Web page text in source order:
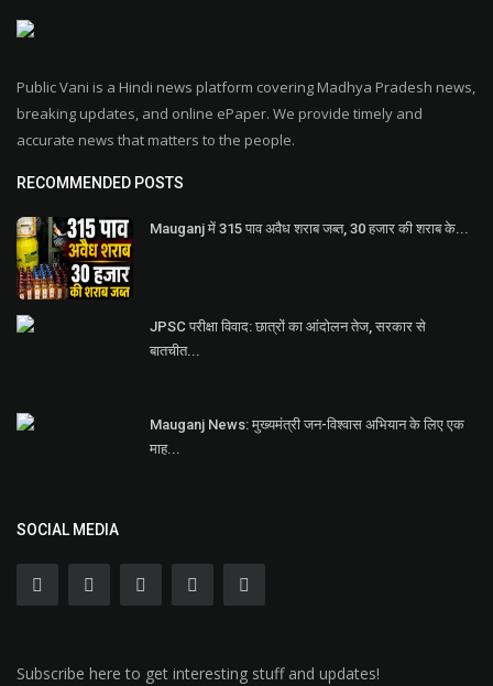
Public Vani is a Hindi news platform covering Madhya Pradesh news,
breaking updates, and online ePaper. We provide timely and
accurate news that matters to the people.
RECOMMENDED POSTS
Mauganj में 315 पाव अवैध शराब जब्त, 30 हजार की शराब के...
JPSC परीक्षा विवाद: छात्रों का आंदोलन तेज, सरकार से
बातचीत...
Mauganj News: मुख्यमंत्री जन-विश्वास अभियान के लिए एक
माह...
SOCIAL MEDIA
Subscribe here to get interesting stuff and updates!